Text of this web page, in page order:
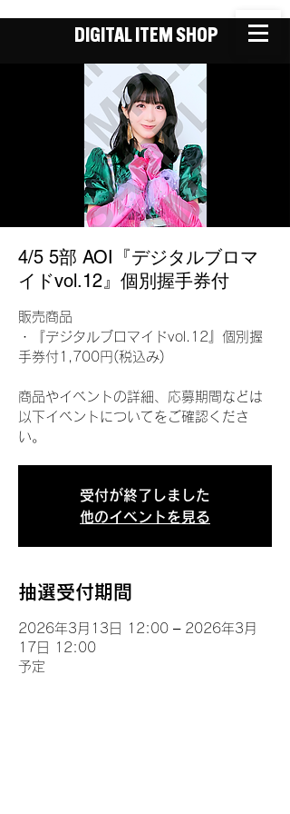
DIGITAL ITEM SHOP
4/5 5部 AOI『デジタルブロマ
イドvol.12』個別握手券付
販売商品
・『デジタルブロマイドvol.12』個別握
手券付1,700円(税込み)
商品やイベントの詳細、応募期間などは
以下イベントについてをご確認くださ
い。
受付が終了しました
他のイベントを見る
抽選受付期間
2026年3月13日 12:00 – 2026年3月
17日 12:00
予定